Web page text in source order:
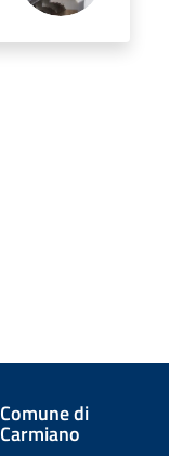
Comune di
Carmiano